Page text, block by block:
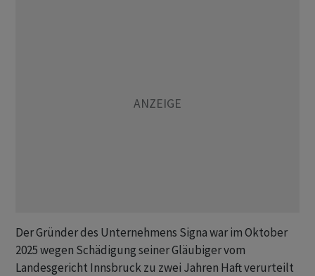
Der Gründer des Unternehmens Signa war im Oktober
2025 wegen Schädigung seiner Gläubiger vom
Landesgericht Innsbruck zu zwei Jahren Haft verurteilt